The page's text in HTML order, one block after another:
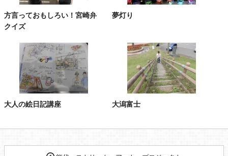
方言っておもしろい！宮崎弁
クイズ
夢灯り
大人の絵日記講座 大潟富士